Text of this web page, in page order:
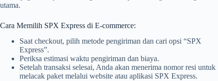
utama.
Cara Memilih SPX Express di E-commerce:
Saat checkout, pilih metode pengiriman dan cari opsi “SPX
Express”.
Periksa estimasi waktu pengiriman dan biaya.
Setelah transaksi selesai, Anda akan menerima nomor resi untuk
melacak paket melalui website atau aplikasi SPX Express.